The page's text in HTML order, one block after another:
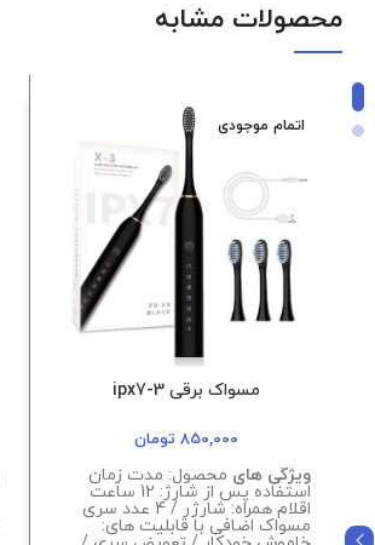
محصولات مشابه
اتمام موجودی
مسواک برقی ipx7-3
850,000 تومان
ویژگی های محصول: مدت زمان
استفاده پس از شارژ: 12 ساعت
اقلام همراه: شارژر / 4 عدد سری
مسواک اضافی با قابلیت های: